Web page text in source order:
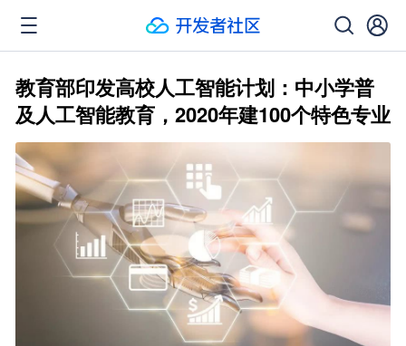
教育部印发高校人工智能计划：中小学普
及人工智能教育，2020年建100个特色专业